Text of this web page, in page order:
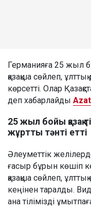
Германияға 25 жыл
қазақша сөйлеп,
көрсетті. Олар
деп хабарлайды
25 жыл бойы қазақ
жұртты тәнті етті
Әлеуметтік
ғасыр бұрын көшіп
қазақша сөйлеп,
кеңінен таралды.
ана тілімізді